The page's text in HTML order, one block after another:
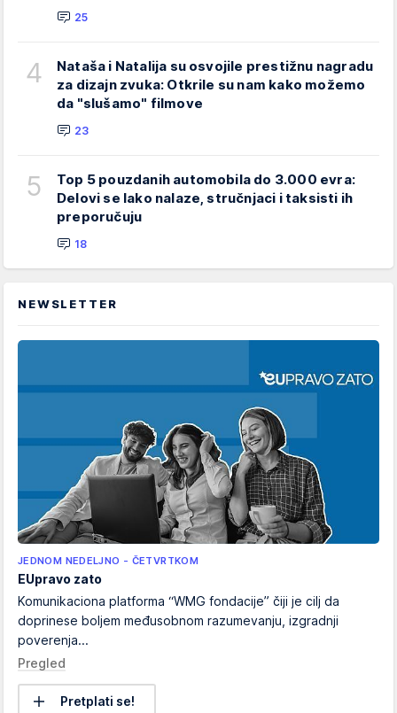
25
4
Nataša i Natalija su osvojile prestižnu nagradu
za dizajn zvuka: Otkrile su nam kako možemo
da "slušamo" filmove
23
5
Top 5 pouzdanih automobila do 3.000 evra:
Delovi se lako nalaze, stručnjaci i taksisti ih
preporučuju
18
NEWSLETTER
JEDNOM NEDELJNO - ČETVRTKOM
EUpravo zato
Komunikaciona platforma “WMG fondacije” čiji je cilj da
doprinese boljem međusobnom razumevanju, izgradnji
poverenja...
Pregled
Pretplati se!